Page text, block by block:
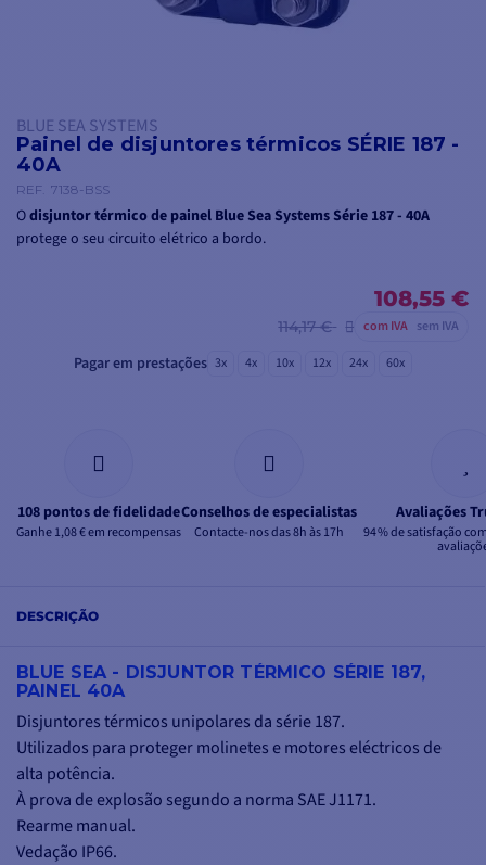
BLUE SEA SYSTEMS
Painel de disjuntores térmicos SÉRIE 187 -
40A
REF. 7138-BSS
Odisjuntor térmico de painel Blue Sea Systems Série 187 - 40A
protege o seu circuito elétrico a bordo.
108,55 €
114,17 € com IVA sem IVA
Pagar em prestações 3x 4x 10x 12x 24x 60x
108 pontos de fidelidade
Ganhe 1,08 € em recompensas
Conselhos de especialistas
Contacte-nos das 8h às 17h
Avaliações
94 % de satisfação
DESCRIÇÃO
BLUE SEA - DISJUNTOR TÉRMICO SÉRIE 187,
PAINEL 40A
Disjuntores térmicos unipolares da série 187.
Utilizados para proteger molinetes e motores eléctricos de
alta potência.
À prova de explosão segundo a norma SAE J1171.
Rearme manual.
Vedação IP66.